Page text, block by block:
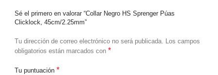
Sé el primero en valorar “Collar Negro HS Sprenger Púas
Clicklock, 45cm/2.25mm”
Tu dirección de correo electrónico no será publicada. Los campos
obligatorios están marcados con *
Tu puntuación *